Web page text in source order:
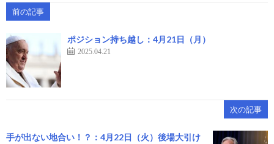
前の記事
ポジション持ち越し：4月21日（月）
2025.04.21
次の記事
手が出ない地合い！？：4月22日（火）後場大引け